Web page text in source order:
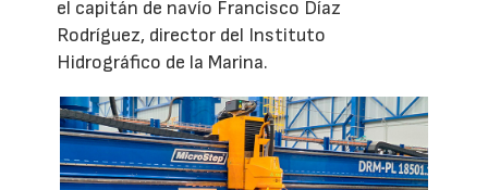
el capitán de navío Francisco Díaz
Rodríguez, director del Instituto
Hidrográfico de la Marina.